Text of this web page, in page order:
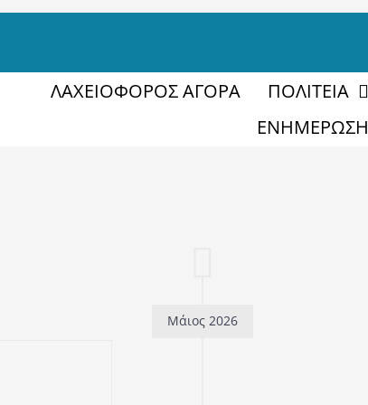
ΛΑΧΕΙΟΦΟΡΟΣ ΑΓΟΡΑ ΠΟΛΙΤΕΙΑ
ΕΝΗΜΕΡΩΣΗ
Μάιος 2026